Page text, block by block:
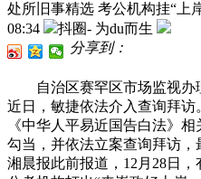
处所旧事精选 考公机构挂“上
08:34
抖圈- 为du而生
分享到：
自治区赛罕区市场监视办理
近日，敏捷依法介入查询拜
《中华人平易近国告白法》
勾当，并依法立案查询拜访
湘晨报此前报道，12月28日